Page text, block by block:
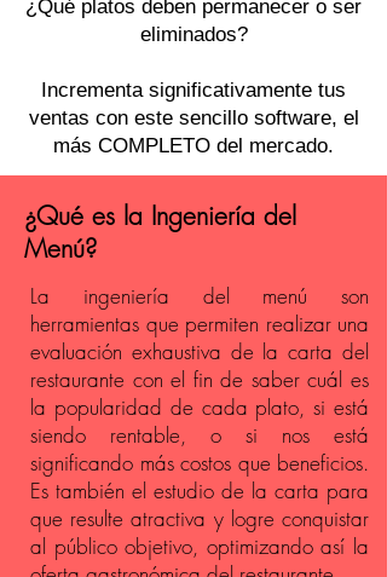
¿Qué platos deben permanecer o ser
eliminados?
Incrementa significativamente tus
ventas con este sencillo software, el
más COMPLETO del mercado.
¿Qué es la Ingeniería del
Menú?
La ingeniería del menú son
herramientas que permiten realizar una
evaluación exhaustiva de la carta del
restaurante con el fin de saber cuál es
la popularidad de cada plato, si está
siendo rentable, o si nos está
significando más costos que beneficios.
Es también el estudio de la carta para
que resulte atractiva y logre conquistar
al público objetivo, optimizando así la